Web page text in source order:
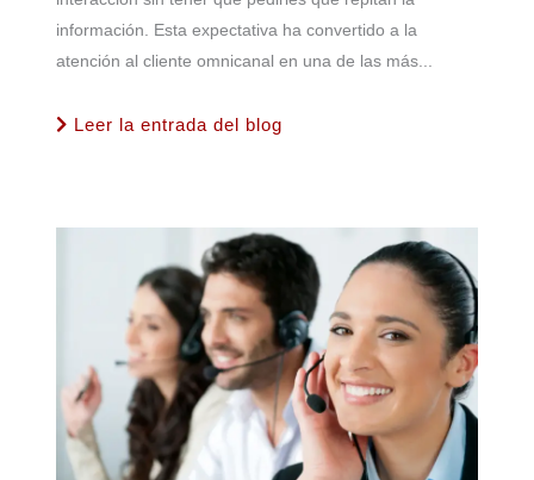
información. Esta expectativa ha convertido a la
atención al cliente omnicanal en una de las más...
Leer la entrada del blog